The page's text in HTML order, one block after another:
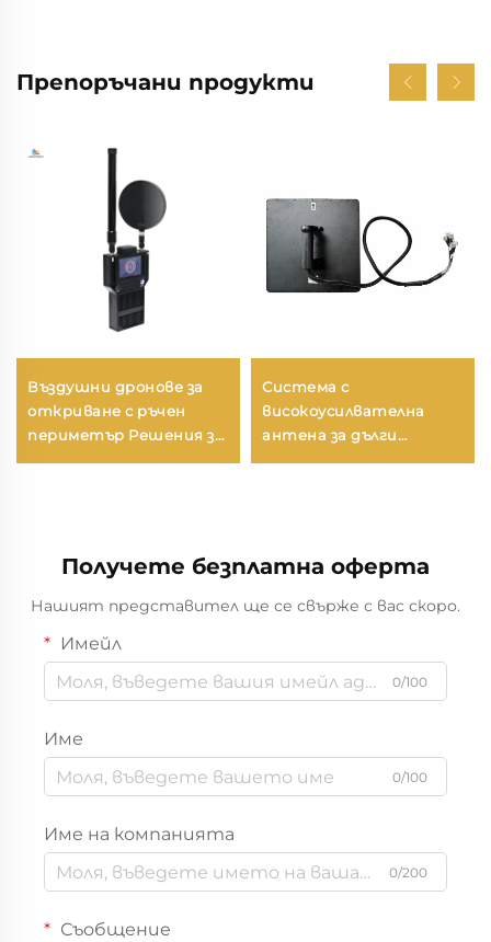
Препоръчани продукти
Въздушни дронове за
откриване с ръчен
периметър Решения за
Система с
високоусилвателна
антена за дълги
дестабилизатор RF,
ефективно честотно
екраниране на сигнали
Получете безплатна оферта
Нашият представител ще се свърже с вас скоро.
Имейл
0/100
Име
0/100
Име на компанията
0/200
Съобщение